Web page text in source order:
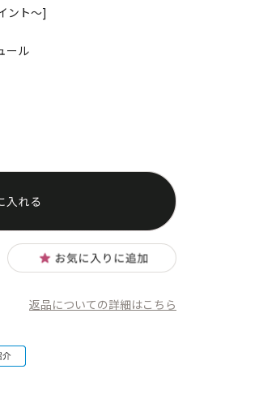
ント～]
ール
返品についての詳細はこちら